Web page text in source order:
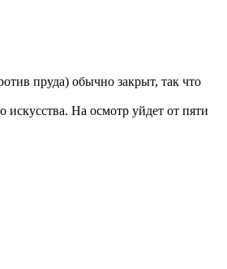
пруда) обычно закрыт, так что
На осмотр уйдет от пяти